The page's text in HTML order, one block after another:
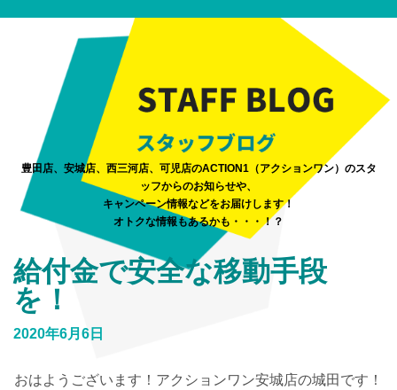
豊田店、安城店、西三河店、可児店のACTION1（アクションワン）のスタ
ッフからのお知らせや、
キャンペーン情報などをお届けします！
オトクな情報もあるかも・・・！？
給付金で安全な移動手段
を！
2020年6月6日
おはようございます！アクションワン安城店の城田です！